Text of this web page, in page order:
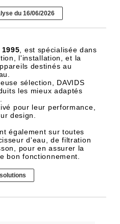
du 16/06/2026
1995 , est spécialisée dans
l'installation, et la
destinés au
sélection, DAVIDS
les mieux adaptés
pour leur performance,
design.
également sur toutes
d'eau, de filtration
pour en assurer la
bon fonctionnement.